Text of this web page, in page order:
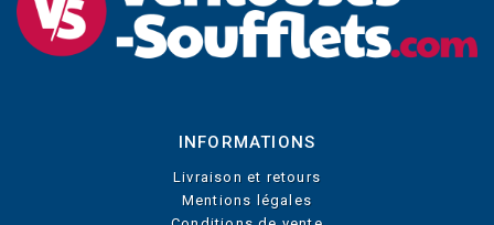
INFORMATIONS
Livraison et retours
Mentions légales